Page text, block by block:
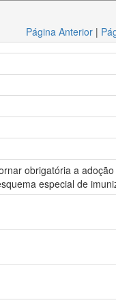
Página Anterior |
obrigatória a
especial de